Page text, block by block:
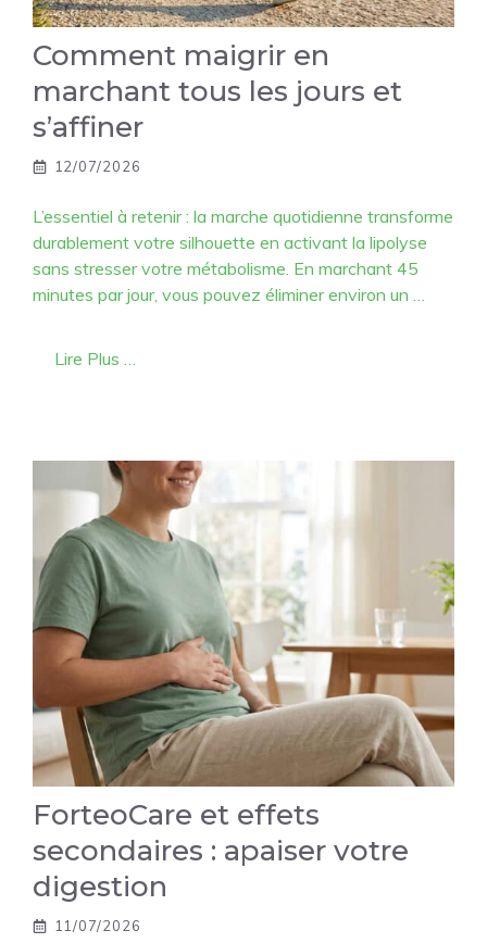
Comment maigrir en
marchant tous les jours et
s’affiner
12/07/2026
L’essentiel à retenir : la marche quotidienne transforme
durablement votre silhouette en activant la lipolyse
sans stresser votre métabolisme. En marchant 45
minutes par jour, vous pouvez éliminer environ un …
Lire Plus …
ForteoCare et effets
secondaires : apaiser votre
digestion
11/07/2026